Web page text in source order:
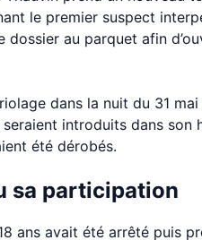
le premier suspect
au parquet afin
dans la nuit du 31
introduits dans son
été dérobés.
sa participation
ans avait été arrêté puis